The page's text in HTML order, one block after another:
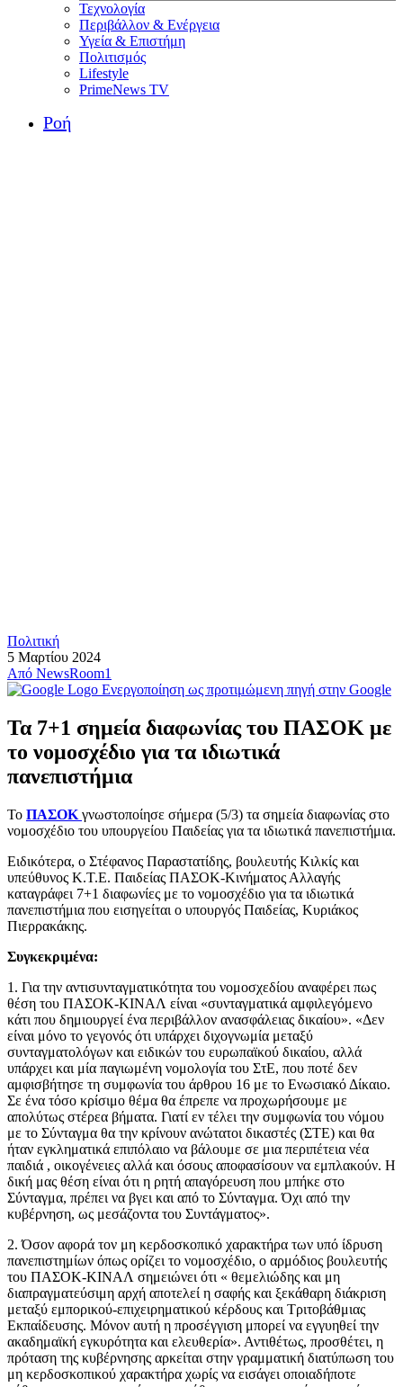
Τεχνολογία
Περιβάλλον & Ενέργεια
Υγεία & Επιστήμη
Πολιτισμός
Lifestyle
PrimeNews TV
Ροή
Πολιτική
5 Μαρτίου 2024
Από NewsRoom1
Ενεργοποίηση ως προτιμώμενη πηγή στην Google
Τα 7+1 σημεία διαφωνίας του ΠΑΣΟΚ με
το νομοσχέδιο για τα ιδιωτικά
πανεπιστήμια
Το ΠΑΣΟΚ γνωστοποίησε σήμερα (5/3) τα σημεία διαφωνίας στο
νομοσχέδιο του υπουργείου Παιδείας για τα ιδιωτικά πανεπιστήμια.
Ειδικότερα, ο Στέφανος Παραστατίδης, βουλευτής Κιλκίς και
υπεύθυνος Κ.Τ.Ε. Παιδείας ΠΑΣΟΚ-Κινήματος Αλλαγής
καταγράφει 7+1 διαφωνίες με το νομοσχέδιο για τα ιδιωτικά
πανεπιστήμια που εισηγείται ο υπουργός Παιδείας, Κυριάκος
Πιερρακάκης.
Συγκεκριμένα:
1. Για την αντισυνταγματικότητα του νομοσχεδίου αναφέρει πως
θέση του ΠΑΣΟΚ-ΚΙΝΑΛ είναι «συνταγματικά αμφιλεγόμενο
κάτι που δημιουργεί ένα περιβάλλον ανασφάλειας δικαίου». «Δεν
είναι μόνο το γεγονός ότι υπάρχει διχογνωμία μεταξύ
συνταγματολόγων και ειδικών του ευρωπαϊκού δικαίου, αλλά
υπάρχει και μία παγιωμένη νομολογία του ΣτΕ, που ποτέ δεν
αμφισβήτησε τη συμφωνία του άρθρου 16 με το Ενωσιακό Δίκαιο.
Σε ένα τόσο κρίσιμο θέμα θα έπρεπε να προχωρήσουμε με
απολύτως στέρεα βήματα. Γιατί εν τέλει την συμφωνία του νόμου
με το Σύνταγμα θα την κρίνουν ανώτατοι δικαστές (ΣΤΕ) και θα
ήταν εγκληματικά επιπόλαιο να βάλουμε σε μια περιπέτεια νέα
παιδιά , οικογένειες αλλά και όσους αποφασίσουν να εμπλακούν. Η
δική μας θέση είναι ότι η ρητή απαγόρευση που μπήκε στο
Σύνταγμα, πρέπει να βγει και από το Σύνταγμα. Όχι από την
κυβέρνηση, ως μεσάζοντα του Συντάγματος».
2. Όσον αφορά τον μη κερδοσκοπικό χαρακτήρα των υπό ίδρυση
πανεπιστημίων όπως ορίζει το νομοσχέδιο, ο αρμόδιος βουλευτής
του ΠΑΣΟΚ-ΚΙΝΑΛ σημειώνει ότι « θεμελιώδης και μη
διαπραγματεύσιμη αρχή αποτελεί η σαφής και ξεκάθαρη διάκριση
μεταξύ εμπορικού-επιχειρηματικού κέρδους και Τριτοβάθμιας
Εκπαίδευσης. Μόνον αυτή η προσέγγιση μπορεί να εγγυηθεί την
ακαδημαϊκή εγκυρότητα και ελευθερία». Αντιθέτως, προσθέτει, η
πρόταση της κυβέρνησης αρκείται στην γραμματική διατύπωση του
μη κερδοσκοπικού χαρακτήρα χωρίς να εισάγει οποιαδήποτε